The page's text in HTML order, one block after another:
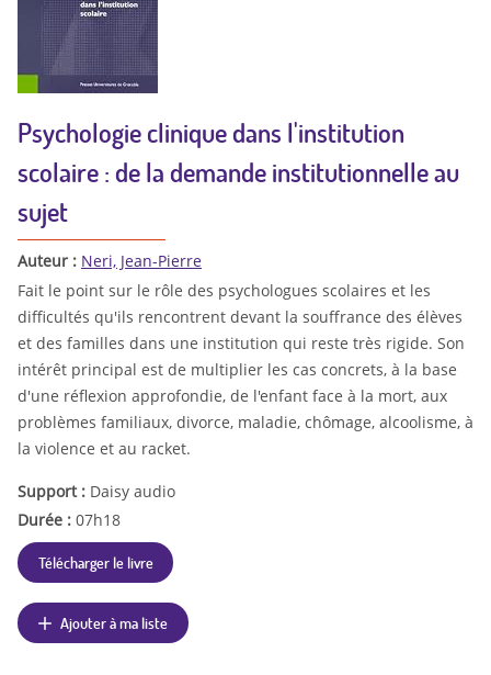
Psychologie clinique dans l'institution
scolaire : de la demande institutionnelle au
sujet
Auteur : Neri, Jean-Pierre
Fait le point sur le rôle des psychologues scolaires et les
difficultés qu'ils rencontrent devant la souffrance des élèves
et des familles dans une institution qui reste très rigide. Son
intérêt principal est de multiplier les cas concrets, à la base
d'une réflexion approfondie, de l'enfant face à la mort, aux
problèmes familiaux, divorce, maladie, chômage, alcoolisme, à
la violence et au racket.
Support : Daisy audio
Durée : 07h18
Télécharger le livre
Ajouter à ma liste